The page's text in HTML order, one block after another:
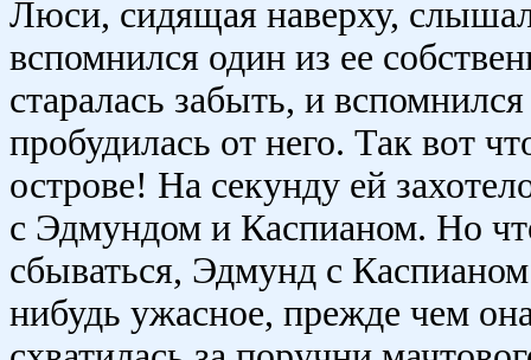
Люси, сидящая наверху,
вспомнился один из ее
старалась забыть, и
пробудилась от него. Так вот
острове! На секунду ей
с Эдмундом и Каспианом. Но
сбываться, Эдмунд с
нибудь ужасное, прежде чем